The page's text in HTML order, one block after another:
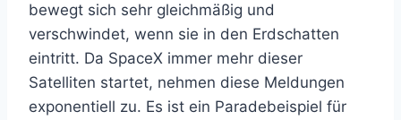
bewegt sich sehr gleichmäßig und
verschwindet, wenn sie in den Erdschatten
eintritt. Da SpaceX immer mehr dieser
Satelliten startet, nehmen diese Meldungen
exponentiell zu. Es ist ein Paradebeispiel für